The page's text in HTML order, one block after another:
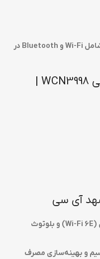
مدیریت ارتباطات بی‌سیم شامل Wi-Fi و Bluetooth در
کنترل و مدیریت ارتباطات وای فای (Wi-Fi 6E) و بلوتوث
و بهینه‌سازی مصرف